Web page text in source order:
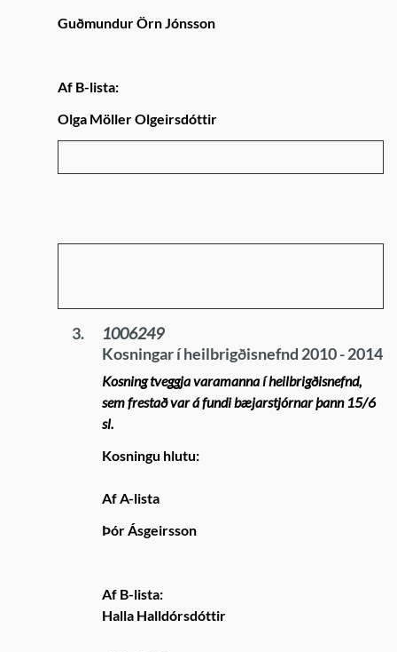
Guðmundur Örn Jónsson
Af B-lista:
Olga Möller Olgeirsdóttir
3.
1006249
Kosningar í heilbrigðisnefnd 2010 - 2014
Kosning tveggja varamanna í heilbrigðisnefnd,
sem frestað var á fundi bæjarstjórnar þann 15/6
sl.
Kosningu hlutu:
Af A-lista
Þór Ásgeirsson
Af B-lista:
Halla Halldórsdóttir